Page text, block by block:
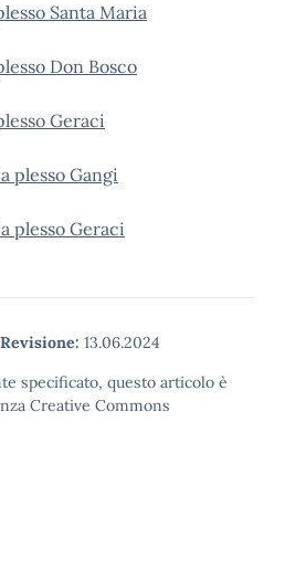
Santa Maria
Don Bosco
Geraci
plesso Gangi
plesso Geraci
Revisione: 13.06.2024
specificato, questo articolo è
Creative Commons